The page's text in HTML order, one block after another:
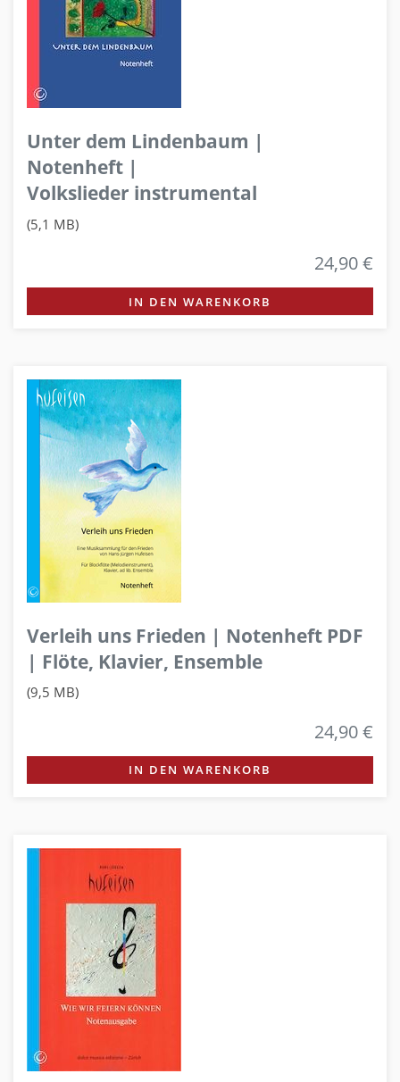
Unter dem Lindenbaum |
Notenheft |
Volkslieder instrumental
(5,1 MB)
24,90 €
IN DEN WARENKORB
Verleih uns Frieden | Notenheft PDF
| Flöte, Klavier, Ensemble
(9,5 MB)
24,90 €
IN DEN WARENKORB